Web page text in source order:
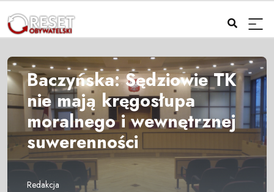
Baczyńska: Sędziowie TK
nie mają kręgosłupa
moralnego i wewnętrznej
suwerenności
Redakcja